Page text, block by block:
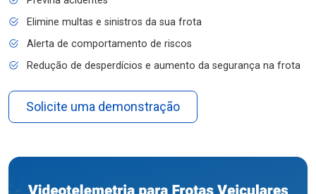
Elimine multas e sinistros da sua frota
Alerta de comportamento de riscos
Redução de desperdícios e aumento da segurança na frota
Solicite uma demonstração